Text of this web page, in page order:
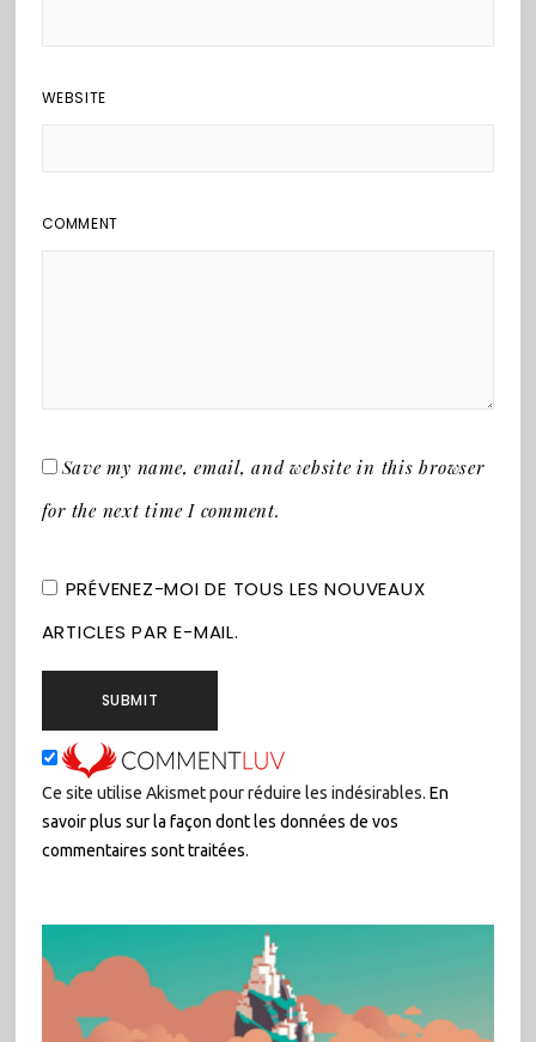
WEBSITE
COMMENT
Save my name, email, and website in this browser
for the next time I comment.
PRÉVENEZ-MOI DE TOUS LES NOUVEAUX
ARTICLES PAR E-MAIL.
Ce site utilise Akismet pour réduire les indésirables. En
savoir plus sur la façon dont les données de vos
commentaires sont traitées.